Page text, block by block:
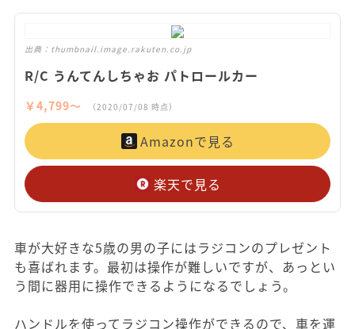
出典： thumbnail.image.rakuten.co.jp
R/C うんてんしちゃお パトロールカー
￥4,799〜 （2020/07/08 時点）
Amazonで見る
楽天で見る
車が大好きな5歳の男の子にはラジコンのプレゼント
も喜ばれます。最初は操作が難しいですが、あっとい
う間に器用に操作できるようになるでしょう。
ハンドルを使ってラジコン操作ができるので、車を運